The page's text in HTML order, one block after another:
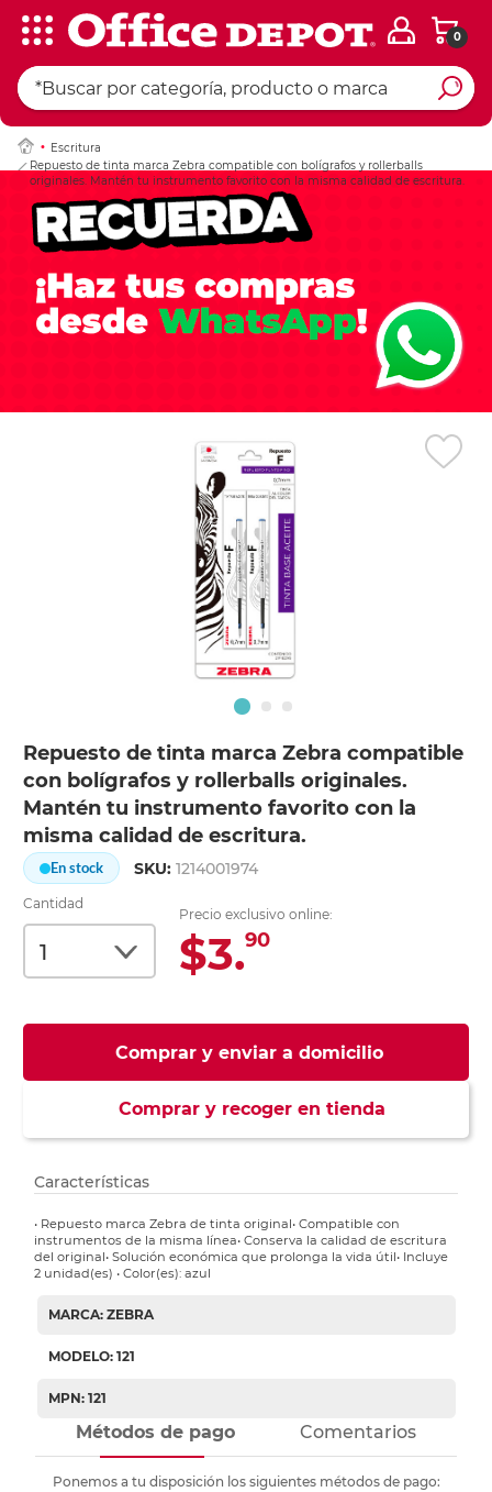
0
Escritura
Repuesto de tinta marca Zebra compatible con bolígrafos y rollerballs
originales. Mantén tu instrumento favorito con la misma calidad de escritura.
Repuesto de tinta marca Zebra compatible
con bolígrafos y rollerballs originales.
Mantén tu instrumento favorito con la
misma calidad de escritura.
En stock SKU:1214001974
Cantidad
Precio exclusivo online:
$3.90
Comprar y enviar a domicilio
Comprar y recoger en tienda
Ingresar Codigo
Características
• Repuesto marca Zebra de tinta original• Compatible con
instrumentos de la misma línea• Conserva la calidad de escritura
del original• Solución económica que prolonga la vida útil• Incluye
2 unidad(es) • Color(es): azul
MARCA: ZEBRA
MODELO: 121
MPN: 121
Métodos de pago Comentarios
Ponemos a tu disposición los siguientes métodos de pago: